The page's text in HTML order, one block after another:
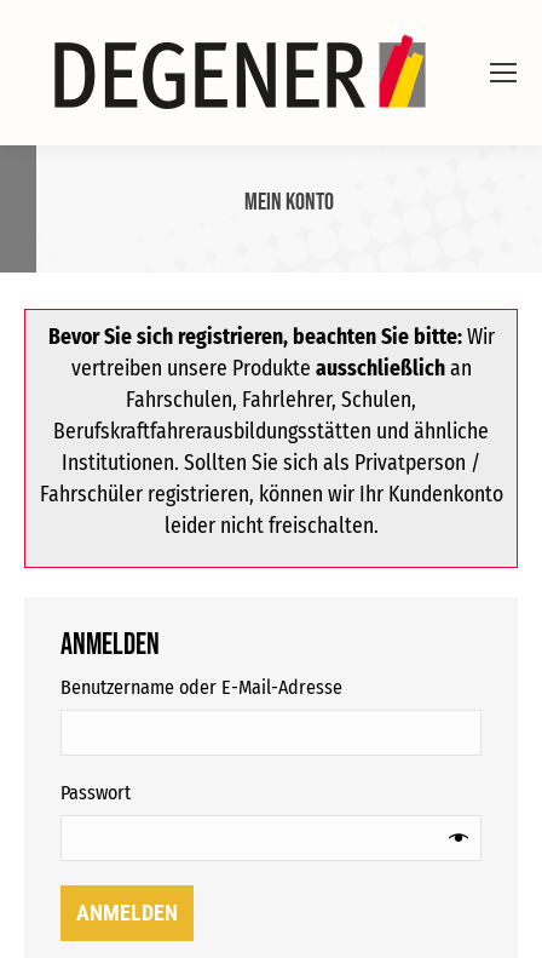
Mein Konto
Bevor Sie sich registrieren, beachten Sie bitte:Wir
vertreiben unsere Produkte ausschließlichan
Fahrschulen, Fahrlehrer, Schulen,
Berufskraftfahrerausbildungsstätten und ähnliche
Institutionen. Sollten Sie sich als Privatperson /
Fahrschüler registrieren, können wir Ihr Kundenkonto
leider nicht freischalten.
Anmelden
Benutzername oder E-Mail-Adresse
Passwort
ANMELDEN